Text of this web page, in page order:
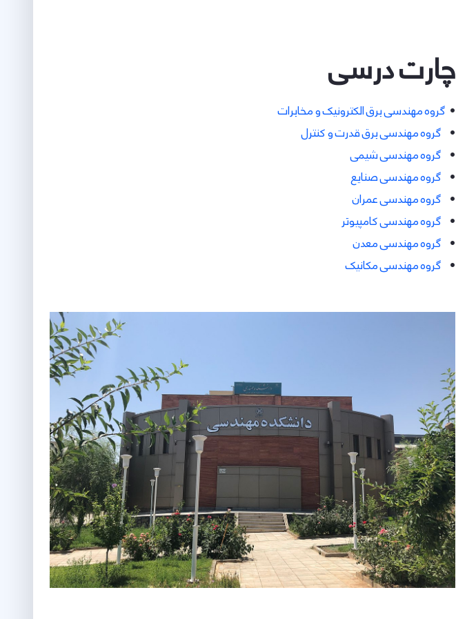
چارت درسی
• گروه مهندسی برق الکترونیک و مخابرات
• گروه مهندسی برق قدرت و کنترل
​​​​​​• گروه مهندسی شیمی
​​​​​​• گروه مهندسی صنایع
• گروه مهندسی عمران
• گروه مهندسی کامپیوتر
• گروه مهندسی معدن
​​​​​​​• گروه مهندسی مکانیک